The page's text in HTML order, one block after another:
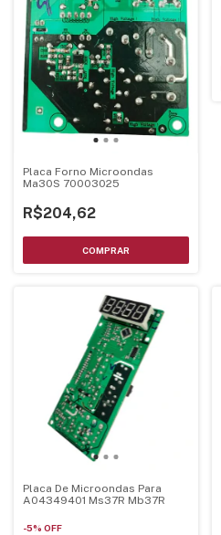
Placa Forno Microondas
Ma30S 70003025
R$204,62
Placa De Microondas Para
A04349401 Ms37R Mb37R
-5% OFF